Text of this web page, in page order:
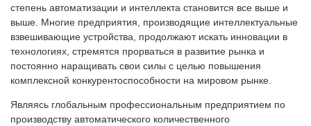
степень автоматизации и интеллекта становится все выше и
выше. Многие предприятия, производящие интеллектуальные
взвешивающие устройства, продолжают искать инновации в
технологиях, стремятся прорваться в развитие рынка и
постоянно наращивать свои силы с целью повышения
комплексной конкурентоспособности на мировом рынке.
Являясь глобальным профессиональным предприятием по
производству автоматического количественного